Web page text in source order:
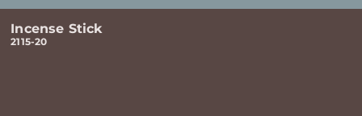
Incense Stick
2115-20